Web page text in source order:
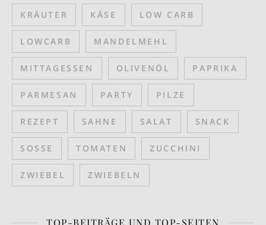
KRÄUTER KÄSE LOW CARB
LOWCARB MANDELMEHL
MITTAGESSEN OLIVENÖL PAPRIKA
PARMESAN PARTY PILZE
REZEPT SAHNE SALAT SNACK
SOSSE TOMATEN ZUCCHINI
ZWIEBEL ZWIEBELN
TOP-BEITRÄGE UND TOP-SEITEN